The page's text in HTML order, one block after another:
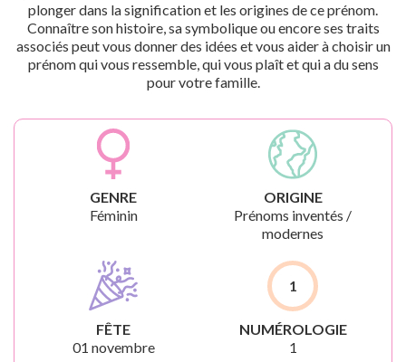
plonger dans la signification et les origines de ce prénom.
Connaître son histoire, sa symbolique ou encore ses traits
associés peut vous donner des idées et vous aider à choisir un
prénom qui vous ressemble, qui vous plaît et qui a du sens
pour votre famille.
GENRE
Féminin
ORIGINE
Prénoms inventés /
modernes
FÊTE
01 novembre
1
NUMÉROLOGIE
1